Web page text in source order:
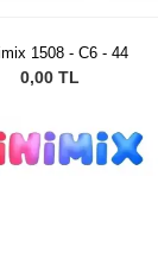
1508 - C6 - 44
0,00 TL